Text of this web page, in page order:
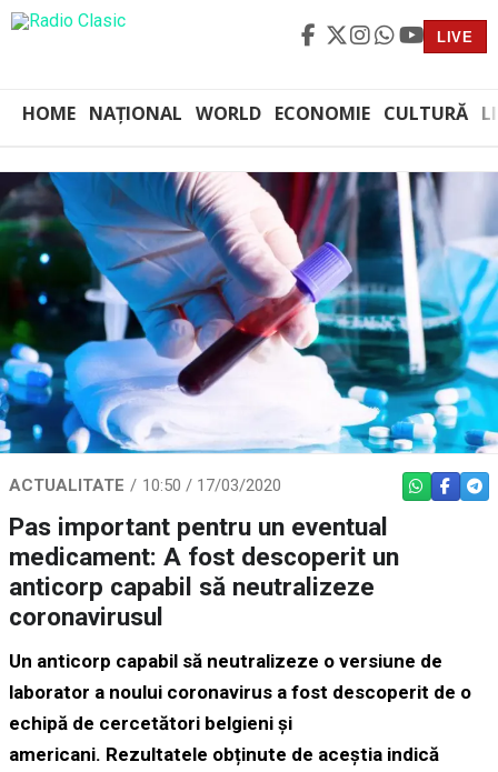
LIVE
HOME NAȚIONAL WORLD ECONOMIE CULTURĂ
ACTUALITATE 10:50 / 17/03/2020 WHATSAPP
Pas important pentru un eventual
medicament: A fost descoperit un
anticorp capabil să neutralizeze
coronavirusul
Un anticorp capabil să neutralizeze o versiune de
laborator a noului coronavirus a fost descoperit de o
echipă de cercetători belgieni și
americani. Rezultatele obținute de aceștia indică